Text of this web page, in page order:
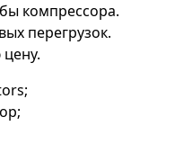
компрессора.
перегрузок.